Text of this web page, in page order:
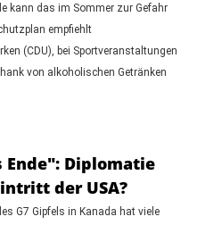
kann das im Sommer zur Gefahr
empfiehlt
(CDU), bei Sportveranstaltungen
von alkoholischen Getränken
Diplomatie
der USA?
G7 Gipfels in Kanada hat viele